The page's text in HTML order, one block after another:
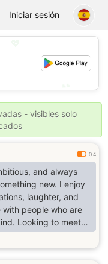
Iniciar sesión
- visibles solo
0.4
and always
new. I enjoy
laughter, and
with people who are
Looking to meet
honesty,
memories, and is